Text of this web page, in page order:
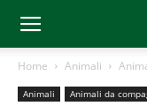
Home Animali
Animali Animali da